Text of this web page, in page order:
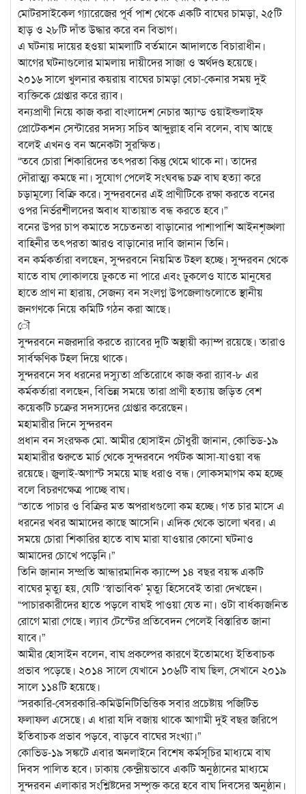
মোটরসাইকেল গ্যারেজের পূর্ব পাশ থেকে একটি বাঘের চামড়া, ২৫টি
হাড় ও ২৮টি দাঁত উদ্ধার করে বন বিভাগ।
এ ঘটনায় দায়ের হওয়া মামলাটি বর্তমানে আদালতে বিচারাধীন।
আগের ঘটনাগুলোর মামলায় দায়ীদের সাজা ও অর্থদণ্ড হয়েছে।
২০১৬ সালে খুলনার কয়রায় বাঘের চামড়া বেচা-কেনার সময় দুই
ব্যক্তিকে গ্রেপ্তার করে র‌্যাব।
বন্যপ্রাণী নিয়ে কাজ করা বাংলাদেশ নেচার অ্যান্ড ওয়াইল্ডলাইফ
প্রোটেকশন সেন্টারের সদস্য সচিব আব্দুল্লাহ বনি বলেন, বাঘ আছে
বলেই এখনও বন অনেকটা সুরক্ষিত।
“তবে চোরা শিকারিদের তৎপরতা কিন্তু থেমে থাকে না। তাদের
দৌরাত্ম্য কমছে না। সুযোগ পেলেই সংঘবদ্ধ চক্র বাঘ হত্যা করে
চড়ামূল্যে বিক্রি করে। সুন্দরবনের এই প্রাণীটিকে রক্ষা করতে বনের
ওপর নির্ভরশীলদের অবাধ যাতায়াত বন্ধ করতে হবে।”
বনের উপর চাপ কমাতে সচেতনতা বাড়ানোর পাশাপাশি আইনশৃঙ্খলা
বাহিনীর তৎপরতা আরও বাড়ানোর দাবি জানান তিনি।
বন কর্মকর্তারা বলছেন, সুন্দরবনে নিয়মিত টহল হচ্ছে। সুন্দরবন থেকে
যাতে বাঘ লোকালয়ে ঢুকতে না পারে এবং ঢুকলেও যাতে মানুষের
হাতে প্রাণ না হারায়, সেজন্য বন সংলগ্ন উপজেলাগুলোতে স্থানীয়
জনগণকে নিয়ে কমিটি গঠন করা আছে।
ৌ
সুন্দরবনে নজরদারি করতে র‌্যাবের দুটি অস্থায়ী ক্যাম্প রয়েছে। তারাও
সার্বক্ষণিক টহল দিয়ে থাকে।
সুন্দরবনে সব ধরনের দস্যুতা প্রতিরোধে কাজ করা র‌্যাব-৮ এর
কর্মকর্তারা বলছেন, বিভিন্ন সময়ে তারা প্রাণী হত্যায় জড়িত বেশ
কয়েকটি চক্রের সদস্যদের গ্রেপ্তার করেছেন।
মহামারীর দিনে সুন্দরবন
প্রধান বন সংরক্ষক মো. আমীর হোসাইন চৌধুরী জানান, কোভিড-১৯
মহামারীর শুরুতে মার্চ থেকে সুন্দরবনে পর্যটক আসা-যাওয়া বন্ধ
রয়েছে। জুলাই-অগাস্ট সময়ে মাছ ধরাও বন্ধ। লোকসমাগম কম হচ্ছে
বলে বিচরণক্ষেত্র পাচ্ছে বাঘ।
“তাতে পাচার ও বিক্রির মত অপরাধগুলো কম হচ্ছে। গত চার মাসে এ
ধরনের খবর আমাদের কাছে আসেনি। এদিক থেকে ভালো খবর। এ
সময়ে চোরা শিকারির হাতে বাঘ মারা যাওয়ার কোনো ঘটনাও
আমাদের চোখে পড়েনি।”
তিনি জানান সম্প্রতি আন্ধারমানিক ক্যাম্পে ১৪ বছর বয়স্ক একটি
বাঘের মৃত্যু হয়, যেটি ‘স্বাভাবিক’ মৃত্যু হিসেবেই তারা দেখছেন।
“পাচারকারীদের হাতে পড়লে বাঘই পাওয়া যেত না। ওটা বার্ধক্যজনিত
রোগে মারা গেছে। ল্যাব টেস্টের প্রতিবেদন পেলেই বিস্তারিত জানা
যাবে।”
আমীর হোসাইন বলেন, বাঘ প্রকল্পের কারণে ইতোমধ্যে ইতিবাচক
প্রভাব পড়েছে। ২০১৪ সালে যেখানে ১০৬টি বাঘ ছিল, সেখানে ২০১৯
সালে ১১৪টি হয়েছে।
“সরকারি-বেসরকারি-কমিউনিটিভিত্তিক সবার প্রচেষ্টায় পজিটিভ
ফলাফল এসেছে। এ ধারা যদি বজায় থাকে আগামী দুই বছর জরিপে
ইতিবাচক প্রভাব পড়বে, বাড়বে বাঘের সংখ্যা।”
কোভিড-১৯ সঙ্কটে এবার অনলাইনে বিশেষ কর্মসূচির মাধ্যমে বাঘ
দিবস পালিত হবে। ঢাকায় কেন্দ্রীয়ভাবে একটি অনুষ্ঠানের মাধ্যমে
সুন্দরবন এলাকার সংশ্লিষ্টদের সম্পৃক্ত করে হবে বাঘ দিবসের অনুষ্ঠান।